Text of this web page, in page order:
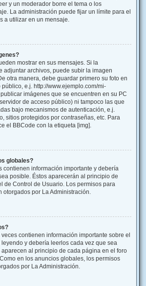
y un moderador borre el tema o los
La administración puede fijar un límite para el
a utilizar en un mensaje.
mostrar en sus mensajes. Si la
adjuntar archivos, puede subir la imagen
otra manera, debe guardar primero su foto en
e.j. http://www.ejemplo.com/mi-
imágenes que se encuentren en su PC
de acceso público) ni tampoco las que
bajo mecanismos de autenticación, e.j.
sitios protegidos por contraseñas, etc. Para
el BBCode con la etiqueta [img].
globales?
contienen información importante y debería
posible. Éstos aparecerán al principio de
de Control de Usuario. Los permisos para
otorgados por La Administración.
contienen información importante sobre el
y debería leerlos cada vez que sea
al principio de cada página en el foro
en los anuncios globales, los permisos
por La Administración.